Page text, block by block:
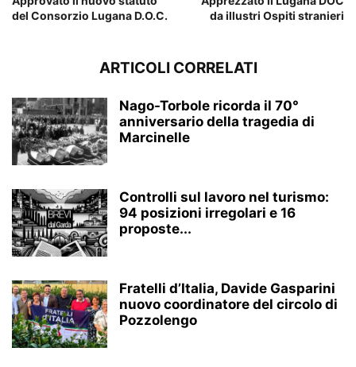
del Consorzio Lugana D.O.C.
da illustri Ospiti stranieri
ARTICOLI CORRELATI
Nago-Torbole ricorda il 70°
anniversario della tragedia di
Marcinelle
Controlli sul lavoro nel turismo:
94 posizioni irregolari e 16
proposte...
Fratelli d’Italia, Davide Gasparini
nuovo coordinatore del circolo di
Pozzolengo